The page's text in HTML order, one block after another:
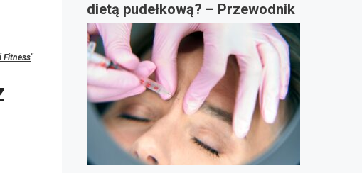
Fitness"
dietą pudełkową? – Przewodnik